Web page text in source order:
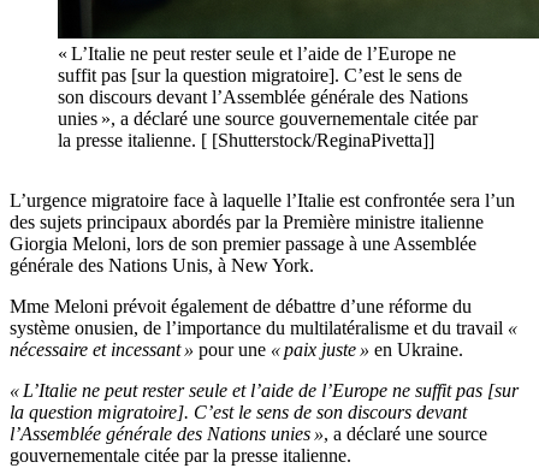
« L’Italie ne peut rester seule et l’aide de l’Europe ne
suffit pas [sur la question migratoire]. C’est le sens de
son discours devant l’Assemblée générale des Nations
unies », a déclaré une source gouvernementale citée par
la presse italienne. [ [Shutterstock/ReginaPivetta]]
L’urgence migratoire face à laquelle l’Italie est confrontée sera l’un
des sujets principaux abordés par la Première ministre italienne
Giorgia Meloni, lors de son premier passage à une Assemblée
générale des Nations Unis, à New York.
Mme Meloni prévoit également de débattre d’une réforme du
système onusien, de l’importance du multilatéralisme et du travail «
nécessaire et incessant » pour une « paix juste » en Ukraine.
« L’Italie ne peut rester seule et l’aide de l’Europe ne suffit pas [sur
la question migratoire]. C’est le sens de son discours devant
l’Assemblée générale des Nations unies », a déclaré une source
gouvernementale citée par la presse italienne.